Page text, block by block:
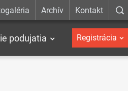
Archív Kontakt
podujatia Registrácia